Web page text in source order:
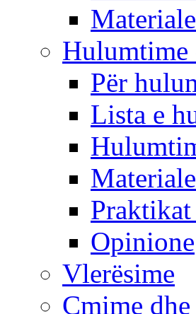
Për
Lista e
Opinione
Vlerësime
Çmime